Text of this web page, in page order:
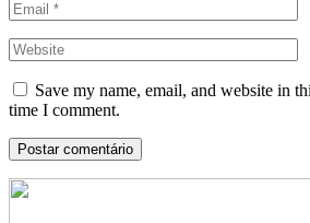
Save my name, email, and website in
time I comment.